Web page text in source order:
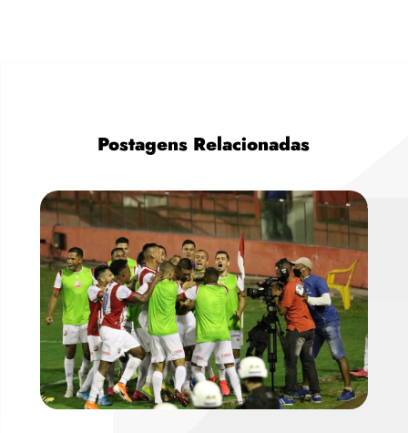
Postagens Relacionadas